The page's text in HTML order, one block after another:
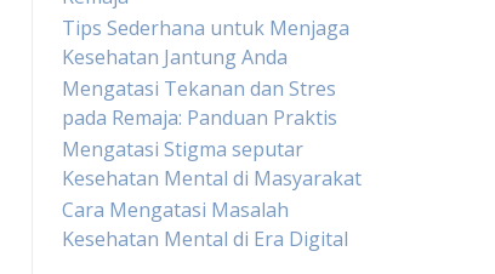
Tips Sederhana untuk Menjaga
Kesehatan Jantung Anda
Mengatasi Tekanan dan Stres
pada Remaja: Panduan Praktis
Mengatasi Stigma seputar
Kesehatan Mental di Masyarakat
Cara Mengatasi Masalah
Kesehatan Mental di Era Digital